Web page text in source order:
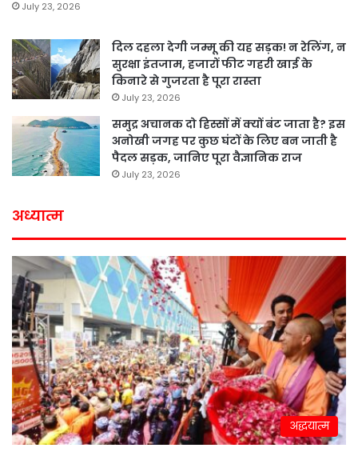
July 23, 2026
दिल दहला देगी जम्मू की यह सड़क! न रेलिंग, न
सुरक्षा इंतजाम, हजारों फीट गहरी खाई के
किनारे से गुजरता है पूरा रास्ता
July 23, 2026
समुद्र अचानक दो हिस्सों में क्यों बंट जाता है? इस
अनोखी जगह पर कुछ घंटों के लिए बन जाती है
पैदल सड़क, जानिए पूरा वैज्ञानिक राज
July 23, 2026
अध्यात्म
अद्धयात्म